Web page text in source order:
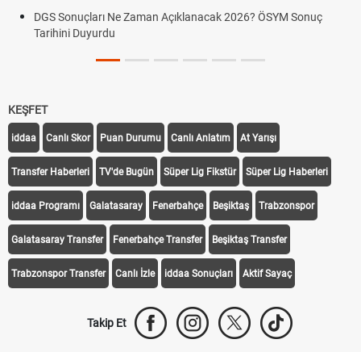
DGS Sonuçları Ne Zaman Açıklanacak 2026? ÖSYM Sonuç
Tarihini Duyurdu
KEŞFET
iddaa Canlı Skor Puan Durumu Canlı Anlatım At Yarışı
Transfer Haberleri TV'de Bugün Süper Lig Fikstür Süper Lig Haberleri
iddaa Programı Galatasaray Fenerbahçe Beşiktaş Trabzonspor
Galatasaray Transfer Fenerbahçe Transfer Beşiktaş Transfer
Trabzonspor Transfer Canlı İzle iddaa Sonuçları Aktif Sayaç
Takip Et